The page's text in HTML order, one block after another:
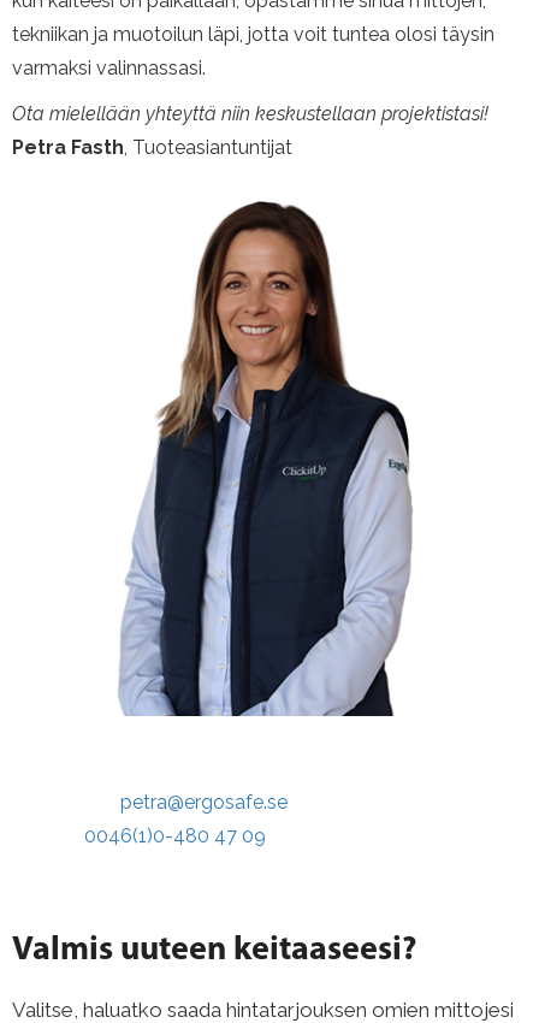
tekniikan ja muotoilun läpi, jotta voit tuntea olosi täysin
varmaksi valinnassasi.
Ota mielellään yhteyttä niin keskustellaan projektistasi!
Petra Fasth, Tuoteasiantuntijat
petra@ergosafe.se
0046(1)0-480 47 09
Valmis uuteen keitaaseesi?
Valitse, haluatko saada hintatarjouksen omien mittojesi